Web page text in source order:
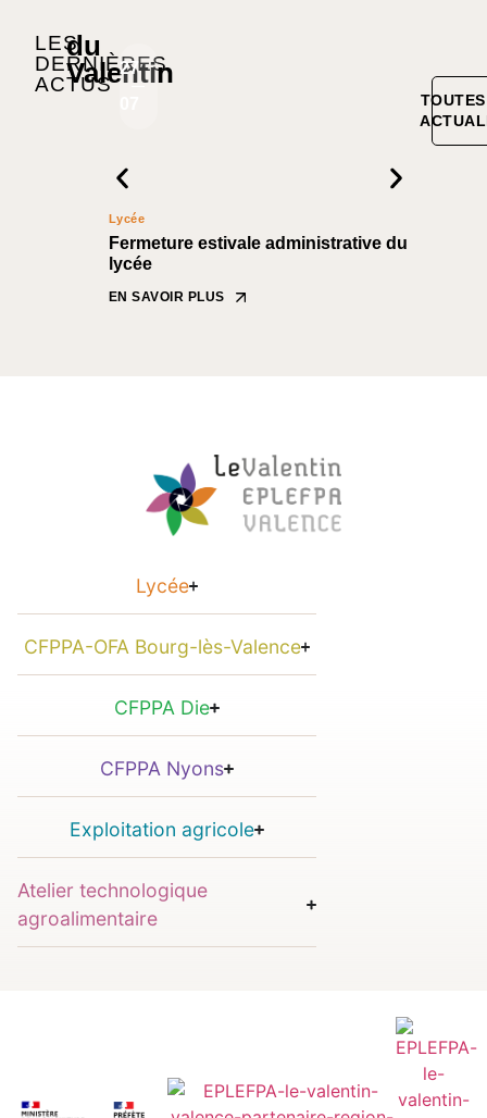
LES
DERNIÈRES
ACTUS
du
Valentin
27
Lycée
Fermeture estivale administrative du
lycée
EN SAVOIR PLUS
07
Lycée
CFPPA-OFA Bourg-lès-Valence
CFPPA Die
CFPPA Nyons
Exploitation agricole
Atelier technologique
agroalimentaire